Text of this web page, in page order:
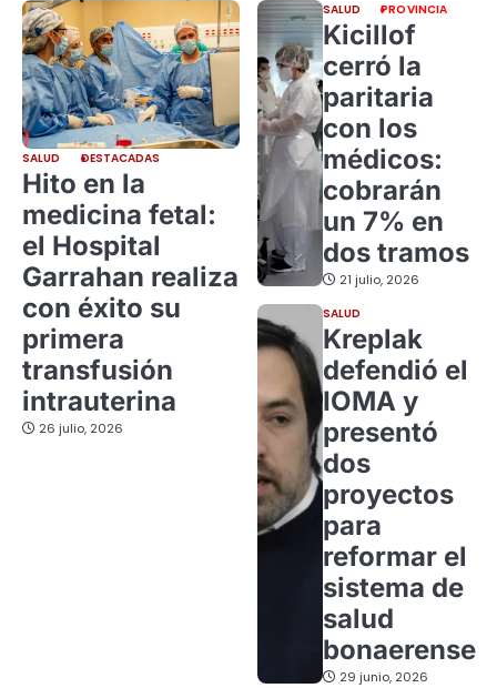
SALUD DESTACADAS
Hito en la
medicina fetal:
el Hospital
Garrahan realiza
con éxito su
primera
transfusión
intrauterina
26 julio, 2026
SALUD PROVINCIA
Kicillof
cerró la
paritaria
con los
médicos:
cobrarán
un 7% en
dos tramos
21 julio, 2026
SALUD
Kreplak
defendió el
IOMA y
presentó
dos
proyectos
para
reformar el
sistema de
salud
bonaerense
29 junio, 2026